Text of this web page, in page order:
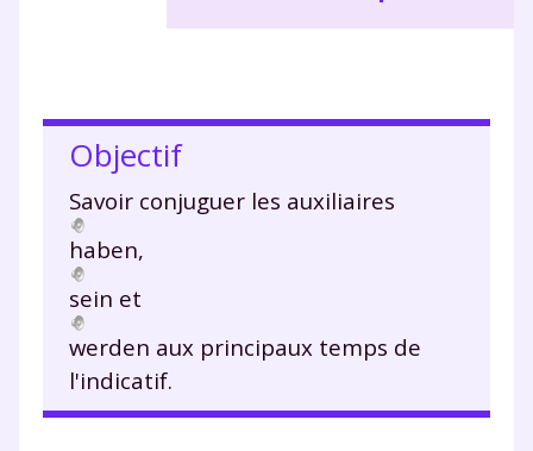
Objectif
Savoir conjuguer les auxiliaires
haben,
sein et
werden aux principaux temps de
l'indicatif.